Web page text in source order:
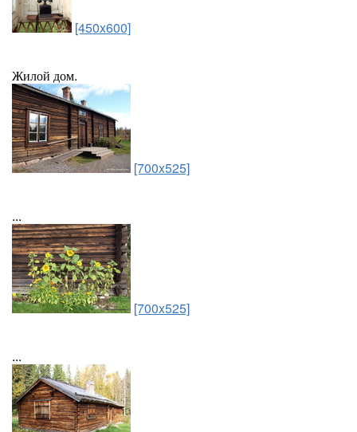
[450x600]
Жилой дом.
[700x525]
...
[700x525]
...